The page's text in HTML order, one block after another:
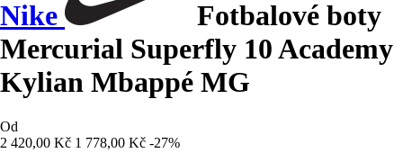
Nike
Fotbalové boty
Mercurial Superfly 10 Academy
Kylian Mbappé MG
Od
2 420,00 Kč 1 778,00 Kč -27%